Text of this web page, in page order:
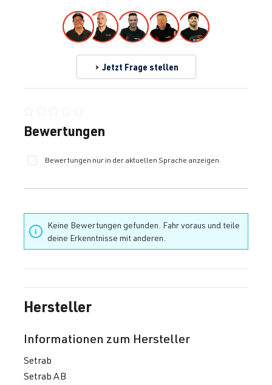
Jetzt Frage stellen
Durchschnittliche Bewertung von 0 von 5 Sternen
Bewertungen
Bewertungen nur in der aktuellen Sprache anzeigen.
Keine Bewertungen gefunden. Fahr voraus und teile
deine Erkenntnisse mit anderen.
Hersteller
Informationen zum Hersteller
Setrab
Setrab AB